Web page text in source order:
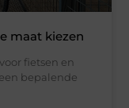
maat kiezen
fietsen en
bepalende